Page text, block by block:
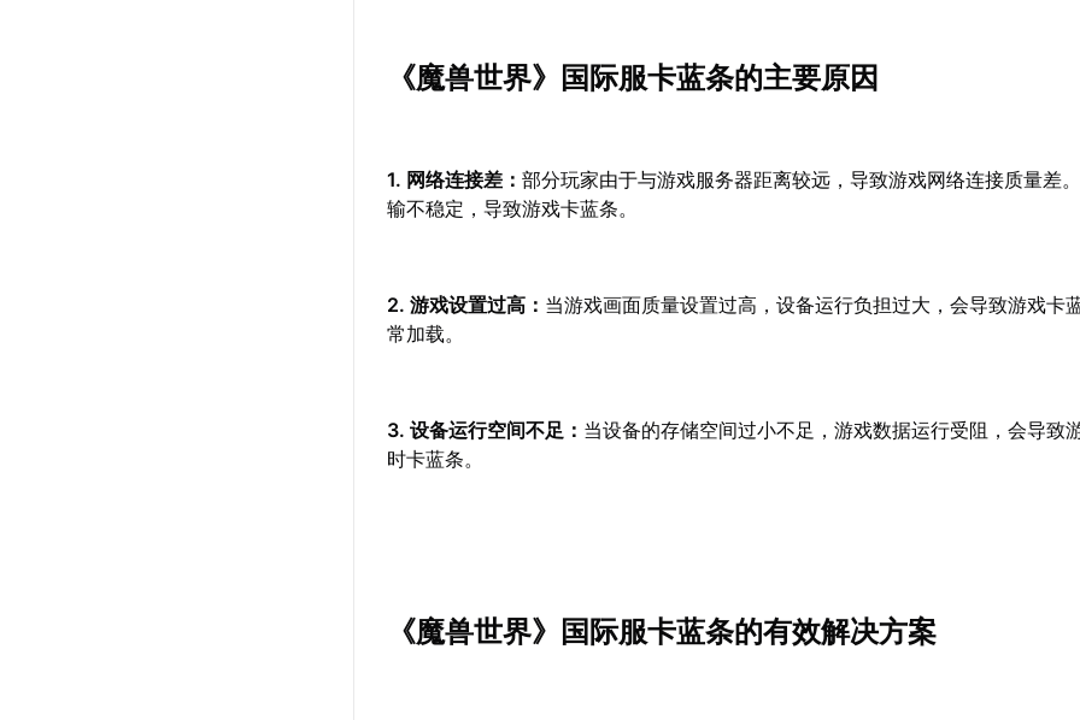
《魔兽世界》国际服卡蓝条的主要原因
1. 网络连接差：部分玩家由于与游戏服务器距离较远，导致游戏网络连接质量差
输不稳定，导致游戏卡蓝条。
2. 游戏设置过高： 当游戏画面质量设置过高，设备运行负担过大，会导致游戏卡
常加载。
3. 设备运行空间不足： 当设备的存储空间过小不足，游戏数据运行受阻，会导致
时卡蓝条。
《魔兽世界》国际服卡蓝条的有效解决方案